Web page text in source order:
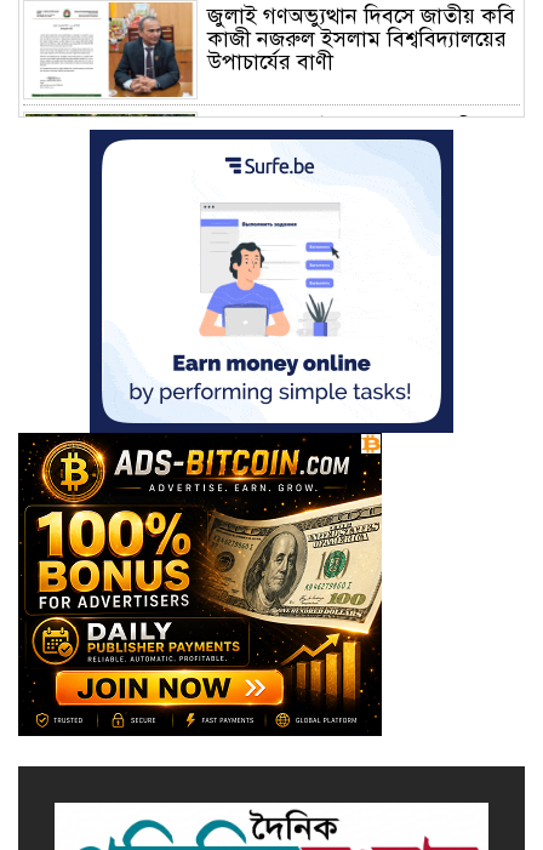
জুলাই গণঅভ্যুত্থান দিবসে জাতীয় কবি
কাজী নজরুল ইসলাম বিশ্ববিদ্যালয়ের
উপাচার্যের বাণী
গণভবনে জুলাই গণঅভ্যুত্থান স্মৃতি
জাদুঘরের যাত্রা শুরু
জুলাই আন্দোলন জনগণের, কৃতিত্ব
কোনো একক দলের নয়: প্রধানমন্ত্রী
মালয়েশিয়ায় সহকর্মীদের সংঘর্ষে ৩
বাংলাদেশি নিহত, গ্রেপ্তার ১
শহীদের আত্মত্যাগে গড়া জাতীয় ঐক্য
রক্ষা করতে হবে : প্রধানমন্ত্রী
সাভারে এমপি ও তাঁর স্ত্রীকে
শিক্ষাপ্রতিষ্ঠানের সভাপতি, উঠেছে
আইনি প্রশ্ন
নজরুল বিশ্ববিদ্যালয়ে ব্যবসায় প্রশাসন
অনুষদের গবেষণা প্রকল্প ২০২৫-২৬
অর্থবছরের সেমিনার